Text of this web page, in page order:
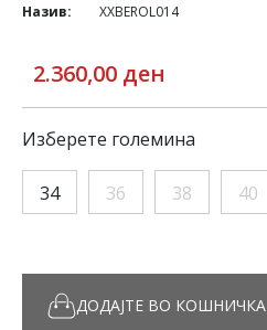
Назив:
XXBEROL014
2.360,00 ден
Изберете големина
34 36 38 40
ДОДАЈТЕ ВО КОШНИЧКА